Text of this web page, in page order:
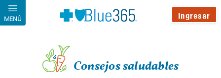
Pasar al contenido principal
MENÚ Ingresar
Consejos saludables